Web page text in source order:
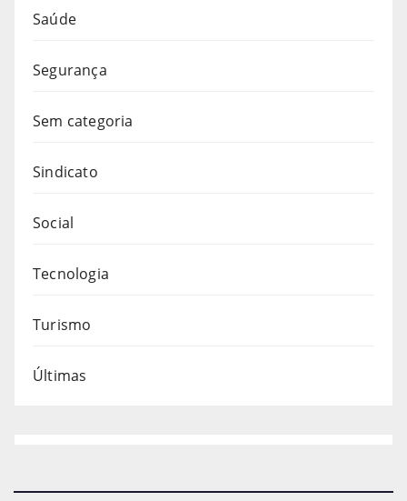
Saúde
Segurança
Sem categoria
Sindicato
Social
Tecnologia
Turismo
Últimas